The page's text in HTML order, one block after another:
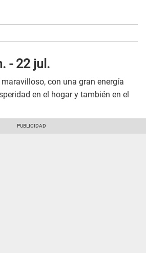
- 22 jul.
con una gran energía
en el hogar y también en el